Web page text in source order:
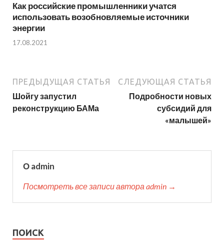
Как российские промышленники учатся
использовать возобновляемые источники
энергии
17.08.2021
ПРЕДЫДУЩАЯ СТАТЬЯ
Шойгу запустил
реконструкцию БАМа
СЛЕДУЮЩАЯ СТАТЬЯ
Подробности новых
субсидий для
«малышей»
О admin
Посмотреть все записи автора admin →
ПОИСК